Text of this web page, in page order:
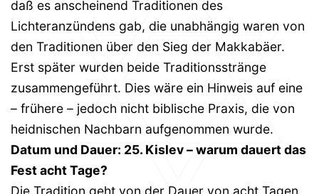
daß es anscheinend Traditionen des
Lichteranzündens gab, die unabhängig waren von
den Traditionen über den Sieg der Makkabäer.
Erst später wurden beide Traditionsstränge
zusammengeführt. Dies wäre ein Hinweis auf eine
– frühere – jedoch nicht biblische Praxis, die von
heidnischen Nachbarn aufgenommen wurde.
Datum und Dauer: 25. Kislev – warum dauert das
Fest acht Tage?
Die Tradition geht von der Dauer von acht Tagen